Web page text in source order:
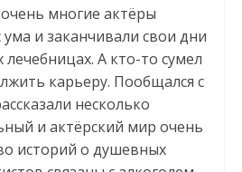
многие актёры
ума и заканчивали свои дни
лечебницах. А кто-то сумел
карьеру. Пообщался с
несколько
и актёрский мир очень
историй о душевных